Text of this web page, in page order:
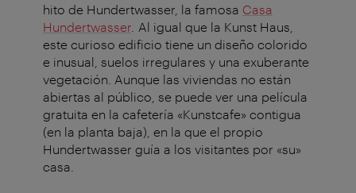
hito de Hundertwasser, la famosa Casa
Hundertwasser . Al igual que la Kunst Haus,
este curioso edificio tiene un diseño colorido
e inusual, suelos irregulares y una exuberante
vegetación. Aunque las viviendas no están
abiertas al público, se puede ver una película
gratuita en la cafetería «Kunstcafe» contigua
(en la planta baja), en la que el propio
Hundertwasser guía a los visitantes por «su»
casa.